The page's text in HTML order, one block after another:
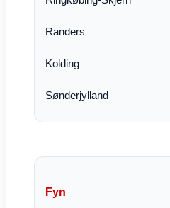
Randers
Kolding
Sønderjylland
Fyn